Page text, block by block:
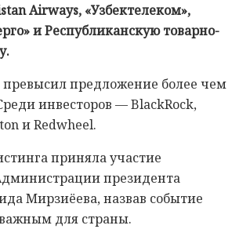
Airways, «Узбектелеком»,
и Республиканскую товарно-
предложение более чем
инвесторов — BlackRock,
и Redwheel.
приняла участие
президента
Мирзиёева, назвав событие
для страны.